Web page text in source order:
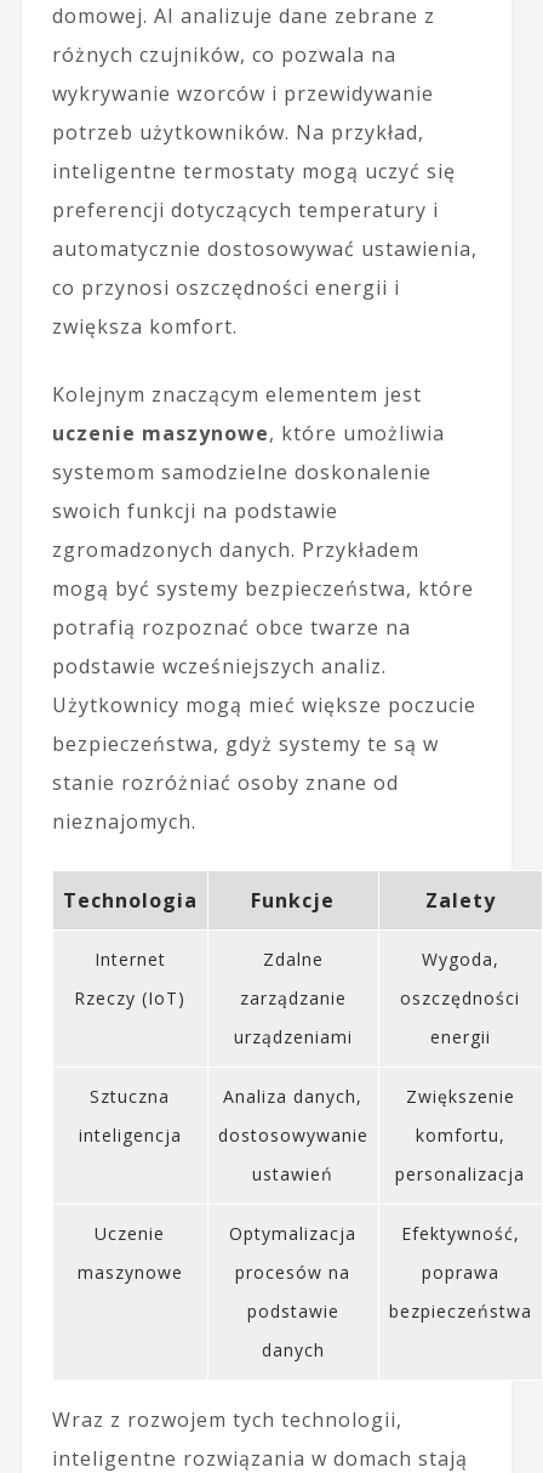
domowej. AI analizuje dane zebrane z
różnych czujników, co pozwala na
wykrywanie wzorców i przewidywanie
potrzeb użytkowników. Na przykład,
inteligentne termostaty mogą uczyć się
preferencji dotyczących temperatury i
automatycznie dostosowywać ustawienia,
co przynosi oszczędności energii i
zwiększa komfort.
Kolejnym znaczącym elementem jest
uczenie maszynowe, które umożliwia
systemom samodzielne doskonalenie
swoich funkcji na podstawie
zgromadzonych danych. Przykładem
mogą być systemy bezpieczeństwa, które
potrafią rozpoznać obce twarze na
podstawie wcześniejszych analiz.
Użytkownicy mogą mieć większe poczucie
bezpieczeństwa, gdyż systemy te są w
stanie rozróżniać osoby znane od
nieznajomych.
Technologia Funkcje Zalety
Internet
Rzeczy (IoT)
Zdalne
zarządzanie
urządzeniami
Wygoda,
oszczędności
energii
Sztuczna
inteligencja
Analiza danych,
dostosowywanie
ustawień
Zwiększenie
komfortu,
personalizacja
Uczenie
maszynowe
Optymalizacja
procesów na
podstawie
danych
Efektywność,
poprawa
bezpieczeństwa
Wraz z rozwojem tych technologii,
inteligentne rozwiązania w domach stają